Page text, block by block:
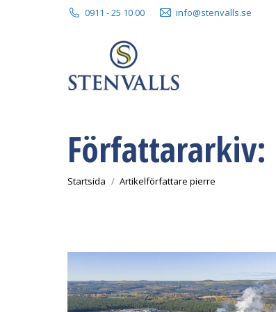
0911 - 25 10 00 info@stenvalls.se
Författararkiv:
Du är här:
Startsida Artikelförfattare pierre